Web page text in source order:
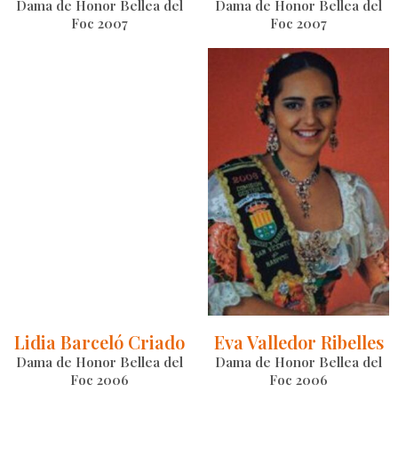
Dama de Honor Bellea del
Foc 2007
Dama de Honor Bellea del
Foc 2007
Lidia Barceló Criado
Dama de Honor Bellea del
Foc 2006
Eva Valledor Ribelles
Dama de Honor Bellea del
Foc 2006